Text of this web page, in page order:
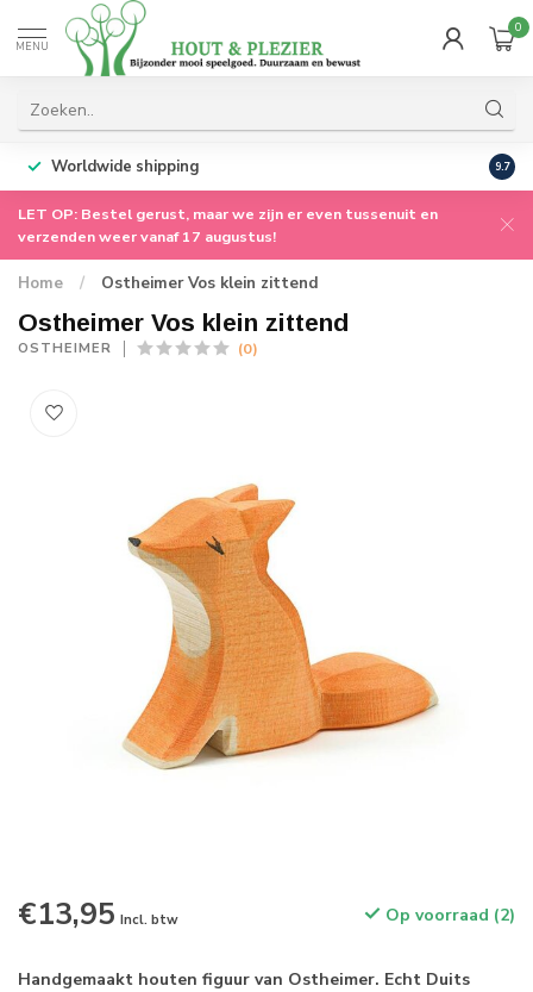
MENU
0
Worldwide shipping 9.7
LET OP: Bestel gerust, maar we zijn er even tussenuit en
verzenden weer vanaf 17 augustus!
Home / Ostheimer Vos klein zittend
Ostheimer Vos klein zittend
OSTHEIMER (0)
€13,95 Incl. btw Op voorraad (2)
Handgemaakt houten figuur van Ostheimer. Echt Duits